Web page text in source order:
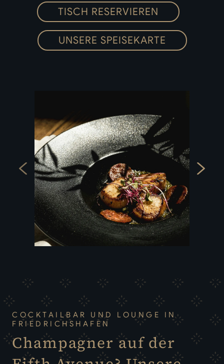
TISCH RESERVIEREN
UNSERE SPEISEKARTE
COCKTAILBAR UND LOUNGE IN
FRIEDRICHSHAFEN
Champagner auf der